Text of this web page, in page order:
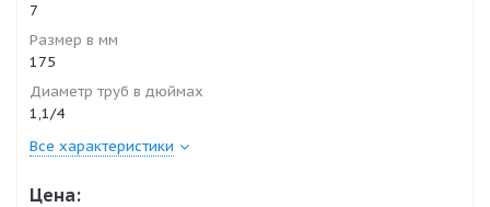
7
Размер в мм
175
Диаметр труб в дюймах
1,1/4
Все характеристики
Цена: